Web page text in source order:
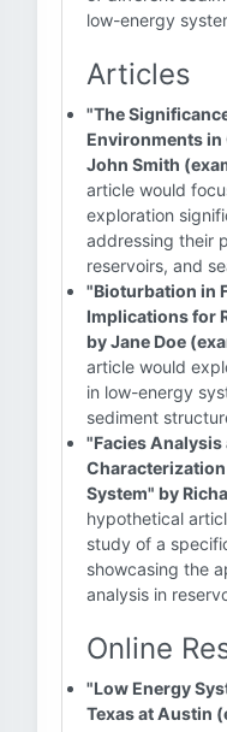
low-energy
Articles
"The
Environments in
John Smith
article would
exploration
addressing their
reservoirs, and
"Bioturbation in
Implications for
by Jane Doe
article would
in low-energy
sediment
"Facies Analysis
System" by
hypothetical
study of a
showcasing the
analysis in
Online
"Low Energy
Texas at Austin